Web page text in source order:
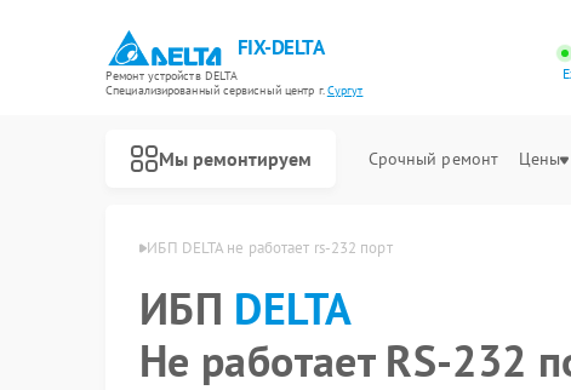
FIX-DELTA
Ремонт устройств DELTA
Специализированный cервисный центр г.Сургут
Мы ремонтируем Срочный ремонт Цены
DELTA в Сургуте ИБП DELTA не работает rs-232 порт
ИБП DELTA
Не работает RS-232